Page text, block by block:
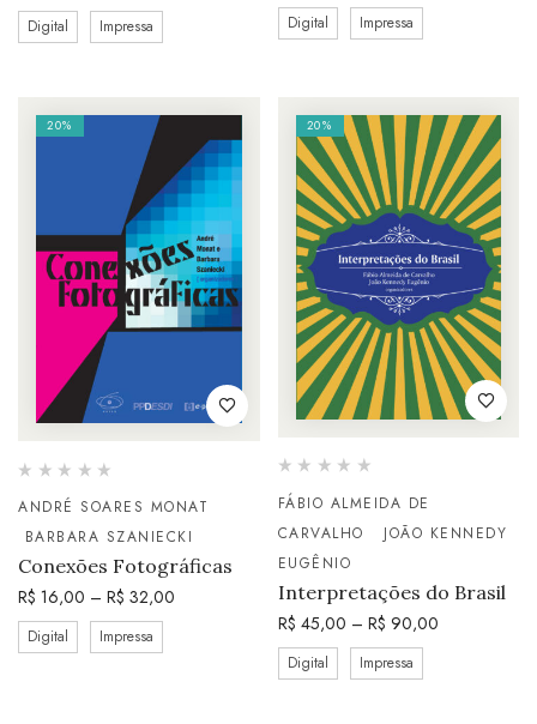
Digital Impressa Digital Impressa
20%
ANDRÉ SOARES MONAT
BARBARA SZANIECKI
Conexões Fotográficas
R$ 16,00 – R$ 32,00
Digital Impressa
20%
FÁBIO ALMEIDA DE
CARVALHO
JOÃO KENNEDY
EUGÊNIO
Interpretações do Brasil
R$ 45,00 – R$ 90,00
Digital Impressa